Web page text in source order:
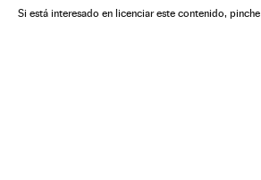
Armamento Defesa
Si está interesado en licenciar este contenido, pinche